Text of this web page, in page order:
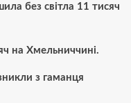
без світла 11 тисяч
на Хмельниччині.
з гаманця